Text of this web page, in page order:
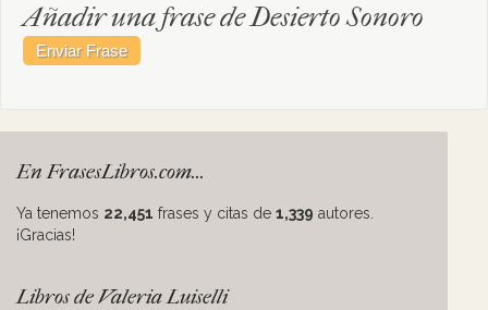
Añadir una frase de Desierto Sonoro
En FrasesLibros.com...
Ya tenemos 22,451 frases y citas de 1,339 autores.
¡Gracias!
Libros de Valeria Luiselli